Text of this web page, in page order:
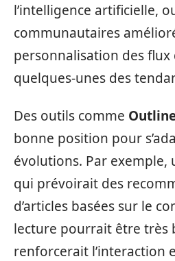
l’intelligence artificielle,
communautaires
personnalisation des
quelques-unes des
Des outils comme
bonne position pour
évolutions. Par
qui prévoirait des
d’articles basées sur le
lecture pourrait être très
renforcerait l’interaction